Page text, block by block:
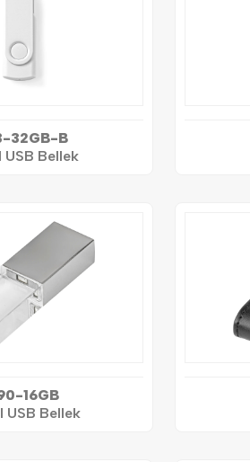
32GB-B
USB Bellek
16GB
USB Bellek